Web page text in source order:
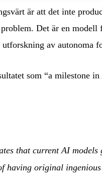
är att det inte
Det är en
av autonoma
som “a milestone
that current AI models
having original